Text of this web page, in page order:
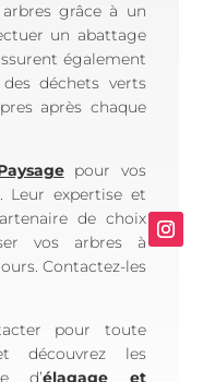
grâce à un
un abattage
également
déchets verts
après chaque
pour vos
. Leur expertise et
de choix
vos arbres à
Contactez-les
pour toute
découvrez les
d’élagage et